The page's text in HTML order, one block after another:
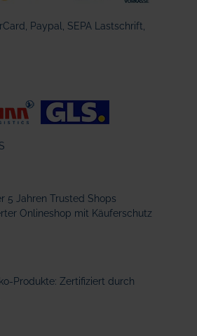
Paypal, SEPA Lastschrift,
5 Jahren Trusted Shops
Onlineshop mit Käuferschutz
Produkte: Zertifiziert durch